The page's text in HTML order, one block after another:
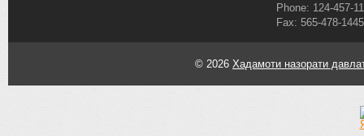
Phone: 124-457-
Fax: 565-478-1445
© 2026 Хадамоти назорати